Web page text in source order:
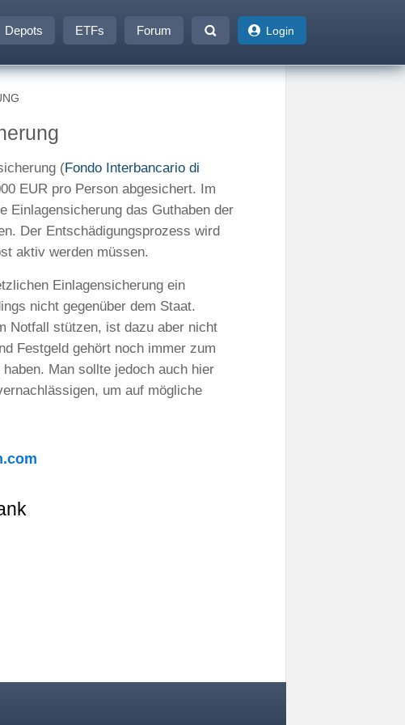
Depots ETFs Forum Login
(Fondo Interbancario di
EUR pro Person abgesichert. Im
Einlagensicherung das Guthaben der
Der Entschädigungsprozess wird
aktiv werden müssen.
Einlagensicherung ein
nicht gegenüber dem Staat.
Notfall stützen, ist dazu aber nicht
Festgeld gehört noch immer zum
Man sollte jedoch auch hier
um auf mögliche